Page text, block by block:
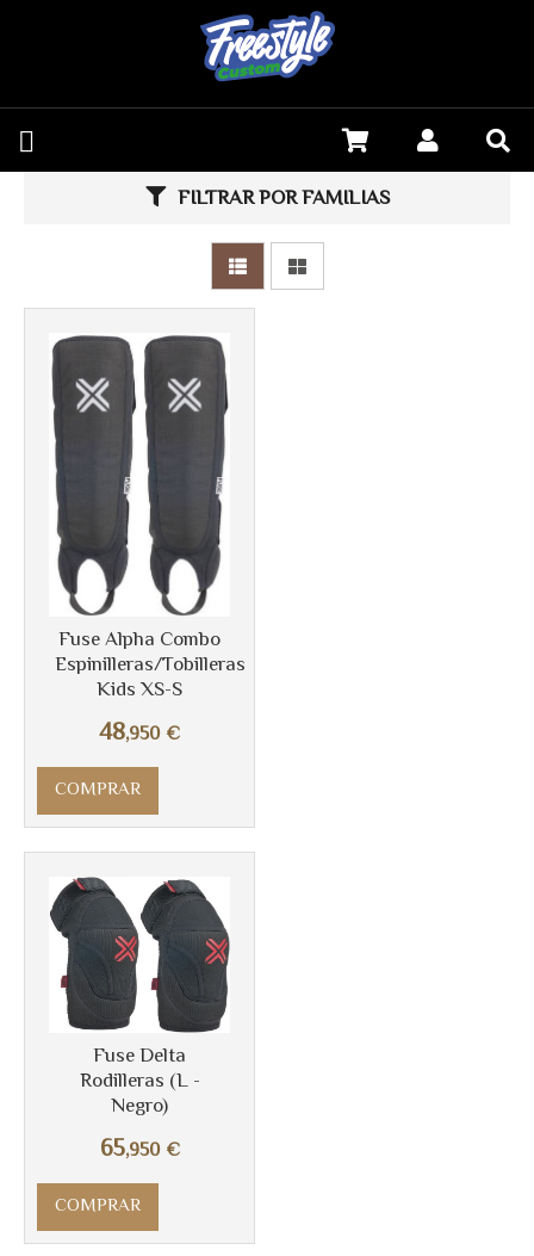
FILTRAR POR FAMILIAS
Fuse Alpha Combo
Espinilleras/Tobilleras
Kids XS-S
48,950 €
COMPRAR
Fuse Delta
Rodilleras (L -
Negro)
65,950 €
COMPRAR
Más info